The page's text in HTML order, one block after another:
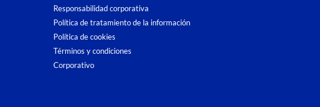
Responsabilidad corporativa
Política de tratamiento de la información
Política de cookies
Términos y condiciones
Corporativo